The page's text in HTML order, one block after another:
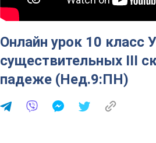
Онлайн урок 10 класс
существительных ІІІ
падеже (Нед.9:ПН)